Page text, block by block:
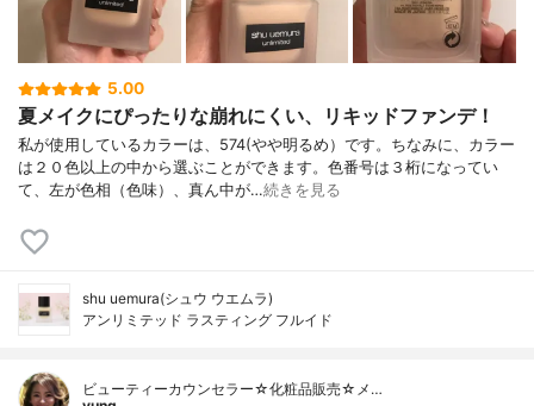
5.00
夏メイクにぴったりな崩れにくい、リキッドファンデ！
私が使用しているカラーは、574(やや明るめ）です。ちなみに、カラー
は２０色以上の中から選ぶことができます。色番号は３桁になってい
て、左が色相（色味）、真ん中が…続きを見る
shu uemura(シュウ ウエムラ)
アンリミテッド ラスティング フルイド
ビューティーカウンセラー☆化粧品販売☆メ…